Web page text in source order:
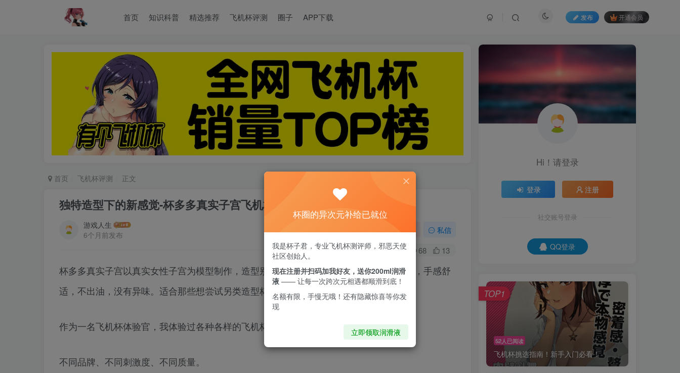
首页 知识科普 精选推荐 飞机杯评测 圈子 APP下载 发布 开通会员
首页 飞机杯评测 正文
独特造型下的新感觉-杯多多真实子宫飞机杯名器测评
游戏人生
6个月前发布
私信
0 68 13
杯多多真实子宫以真实女性子宫为模型制作，造型别具一格，外观逼真。杯子材质质量好，手感舒
适，不出油，没有异味。适合那些想尝试另类造型杯杯的同学购买。
作为一名飞机杯体验官，我体验过各种各样的飞机杯。
不同品牌、不同刺激度、不同质量。
Hi！请登录
登录 注册
社交账号登录
QQ登录
52人已阅读
飞机杯挑选指南！新手入门必看！
TOP1
杯圈的异次元补给已就位
我是杯子君，专业飞机杯测评师，邪恶天使
社区创始人。
现在注册并扫码加我好友，送你200ml润滑
液 —— 让每一次跨次元相遇都顺滑到底！
名额有限，手慢无哦！还有隐藏惊喜等你发
现
立即领取润滑液